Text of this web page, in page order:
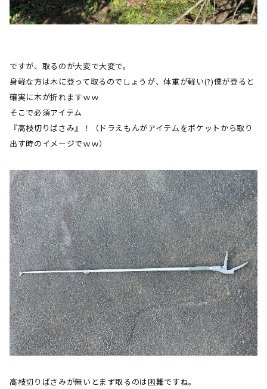
ですが、取るのが大変で大変で。
身軽な方は木に登って取るのでしょうが、体重が軽い(?)僕が登ると
確実に木が折れますｗｗ
そこで必須アイテム
『高枝切りばさみ』！（ドラえもんがアイテムをポケットから取り
出す時のイメージでｗｗ）
高枝切りばさみが無いとまず取るのは困難ですね。